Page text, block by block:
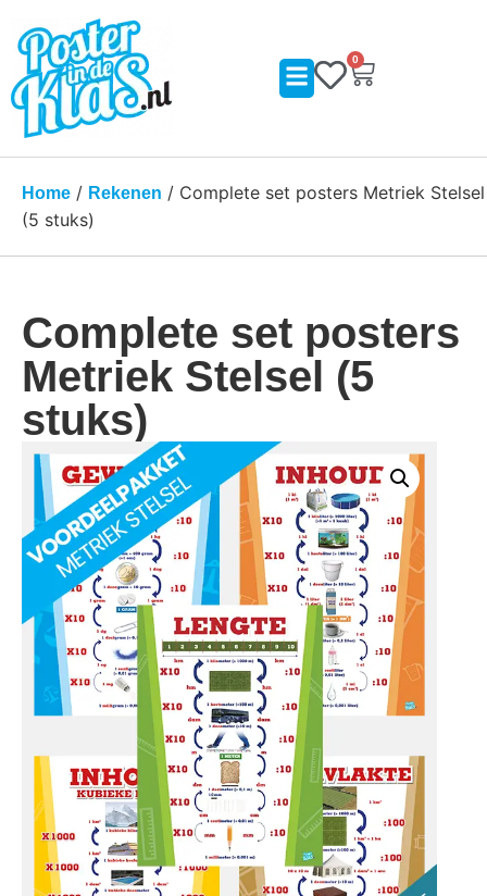
0
Home / Rekenen / Complete set posters Metriek Stelsel
(5 stuks)
Complete set posters
Metriek Stelsel (5
stuks)